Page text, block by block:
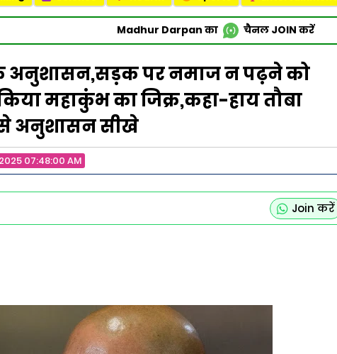
Madhur Darpan का चैनल JOIN करें
अनुशासन,सड़क पर नमाज न पढ़ने को
महाकुंभ का जिक्र,कहा-हाय तौबा
अनुशासन सीखे
07:48:00 AM
Join करें